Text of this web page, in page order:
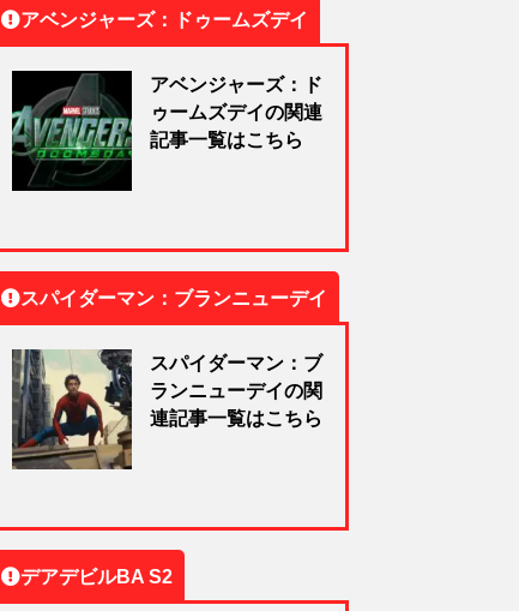
アベンジャーズ：ドゥームズデイ
アベンジャーズ：ド
ゥームズデイの関連
記事一覧はこちら
スパイダーマン：ブランニューデイ
スパイダーマン：ブ
ランニューデイの関
連記事一覧はこちら
デアデビルBA S2